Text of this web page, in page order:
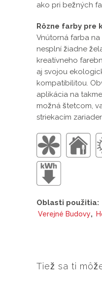
ako pri bežných
Rôzne farby pre
Vnútorná farba na
nesplní žiadne
kreatívneho
aj svojou
kompatibilitou.
aplikácia na
možná štetcom,
striekacím
Oblasti použitia:
Verejné Budovy,
Tiež sa ti